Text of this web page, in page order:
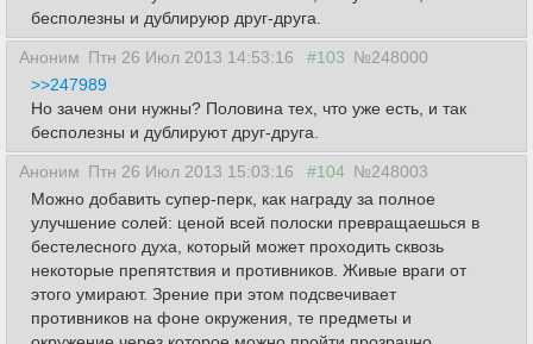
бесполезны и дублируюр друг-друга.
Аноним Птн 26 Июл 2013 14:53:16 #103 №248000
>>247989
Но зачем они нужны? Половина тех, что уже есть, и так
бесполезны и дублируют друг-друга.
Аноним Птн 26 Июл 2013 15:03:16 #104 №248003
Можно добавить супер-перк, как награду за полное
улучшение солей: ценой всей полоски превращаешься в
бестелесного духа, который может проходить сквозь
некоторые препятствия и противников. Живые враги от
этого умирают. Зрение при этом подсвечивает
противников на фоне окружения, те предметы и